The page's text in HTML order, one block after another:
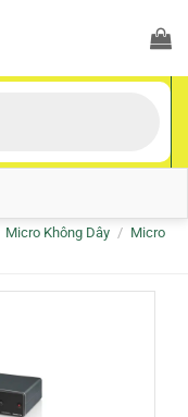
Micro Không Dây / Micro